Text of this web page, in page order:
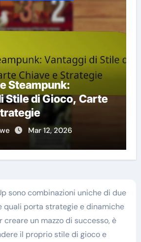
Steampunk:
Stile di Gioco, Carte
Mar 12, 2026
sono combinazioni uniche di due
quali porta strategie e dinamiche
creare un mazzo di successo, è
il proprio stile di gioco e